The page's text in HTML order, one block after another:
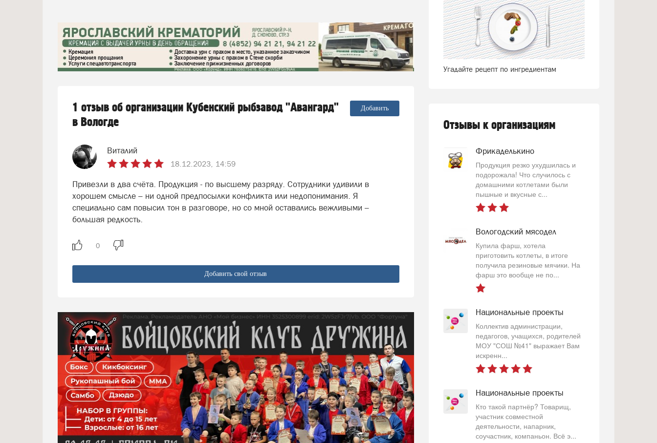
1 отзыв об организации Кубенский рыбзавод "Авангард"
в Вологде
Добавить
Виталий
18.12.2023, 14:59
Привезли в два счёта. Продукция - по высшему разряду. Сотрудники удивили в
хорошем смысле – ни одной предпосылки конфликта или недопонимания. Я
специально сам повысил тон в разговоре, но со мной оставались вежливыми –
большая редкость.
Добавить свой отзыв
Угадайте рецепт по ингредиентам
Отзывы к организациям
Фрикаделькино
Продукция резко ухудшилась и
подорожала! Что случилось с
домашними котлетами были
пышные и вкусные с...
Вологодский мясодел
Купила фарш, хотела
приготовить котлеты, в итоге
получила резиновые мячики. На
фарш это вообще не по...
Национальные проекты
Коллектив администрации,
педагогов, учащихся, родителей
МОУ "СОШ №41" выражает Вам
искренн...
Национальные проекты
Кто такой партнёр? Товарищ,
участник совместной
деятельности, напарник,
соучастник, компаньон. Всё э...